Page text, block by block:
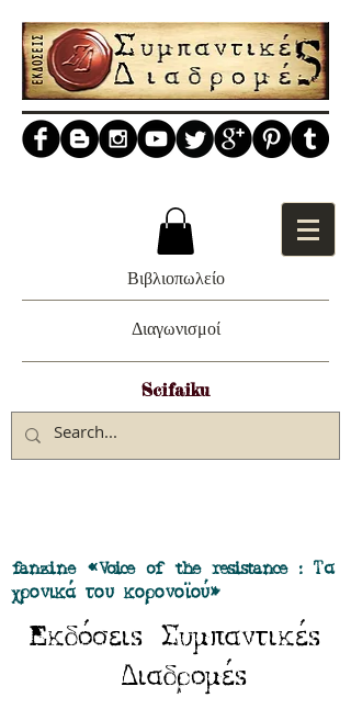
Βιβλιοπωλείο
Διαγωνισμοί
Scifaiku
fanzine «Voice of the resistance : Τα
χρονικά του κορονοϊού»
Eκδόσειs Συμπαντικέs
Διαδρομέs